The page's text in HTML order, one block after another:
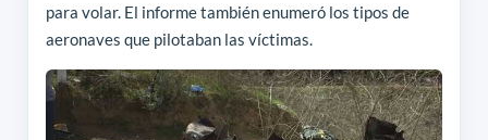
para volar. El informe también enumeró los tipos de
aeronaves que pilotaban las víctimas.